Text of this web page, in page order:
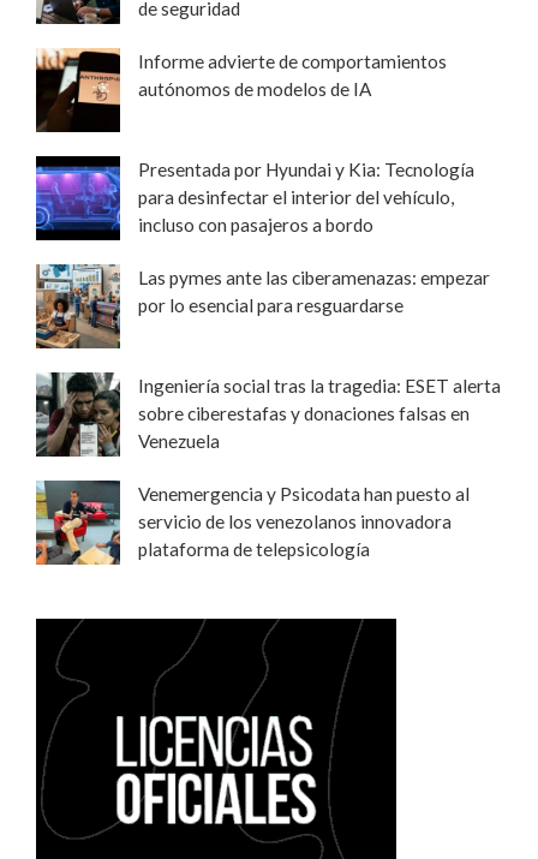
de seguridad
Informe advierte de comportamientos
autónomos de modelos de IA
Presentada por Hyundai y Kia: Tecnología
para desinfectar el interior del vehículo,
incluso con pasajeros a bordo
Las pymes ante las ciberamenazas: empezar
por lo esencial para resguardarse
Ingeniería social tras la tragedia: ESET alerta
sobre ciberestafas y donaciones falsas en
Venezuela
Venemergencia y Psicodata han puesto al
servicio de los venezolanos innovadora
plataforma de telepsicología